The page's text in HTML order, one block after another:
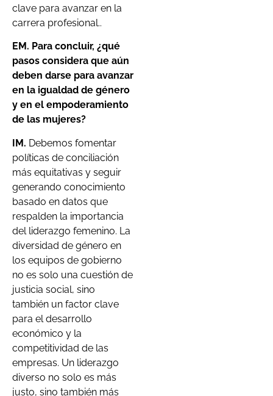
clave para avanzar en la
carrera profesional..
EM. Para concluir, ¿qué
pasos considera que aún
deben darse para avanzar
en la igualdad de género
y en el empoderamiento
de las mujeres?
IM. Debemos fomentar
políticas de conciliación
más equitativas y seguir
generando conocimiento
basado en datos que
respalden la importancia
del liderazgo femenino. La
diversidad de género en
los equipos de gobierno
no es solo una cuestión de
justicia social, sino
también un factor clave
para el desarrollo
económico y la
competitividad de las
empresas. Un liderazgo
diverso no solo es más
justo, sino también más